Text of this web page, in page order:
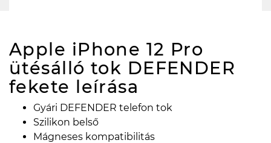
Apple iPhone 12 Pro
ütésálló tok DEFENDER
fekete leírása
Gyári DEFENDER telefon tok
Szilikon belső
Mágneses kompatibilitás